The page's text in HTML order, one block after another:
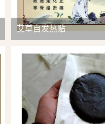
艾草自发热贴